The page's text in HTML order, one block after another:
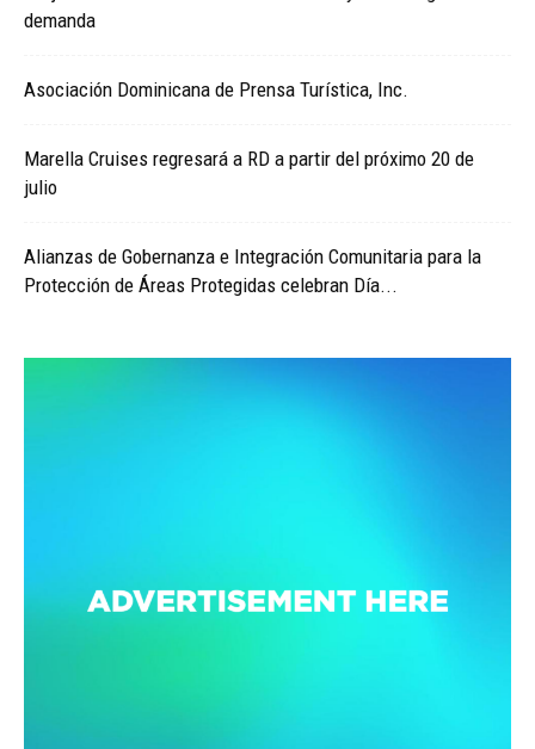
demanda
Asociación Dominicana de Prensa Turística, Inc.
Marella Cruises regresará a RD a partir del próximo 20 de
julio
Alianzas de Gobernanza e Integración Comunitaria para la
Protección de Áreas Protegidas celebran Día...